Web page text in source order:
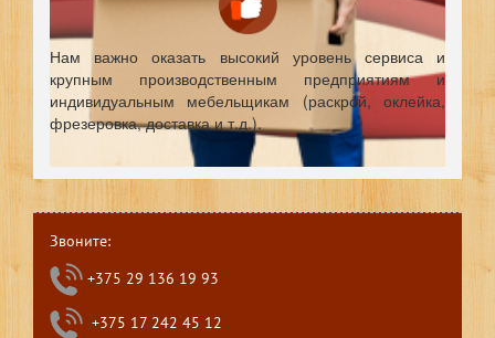
Нам важно оказать высокий уровень сервиса и
крупным производственным предприятиям и
индивидуальным мебельщикам (раскрой, оклейка,
фрезеровка, доставка и т.д.).
Звоните:
+375 29 136 19 93
+375 17 242 45 12